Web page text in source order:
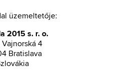
üzemeltetője:
2015 s. r. o.
Vajnorská 4
Bratislava